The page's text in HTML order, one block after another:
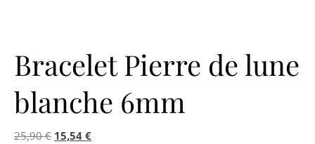
Bracelet Pierre de lune
blanche 6mm
25,90€ Le prix initial était : 25,90 €.
15,54 €Le prix actuel est : 15,54 €.